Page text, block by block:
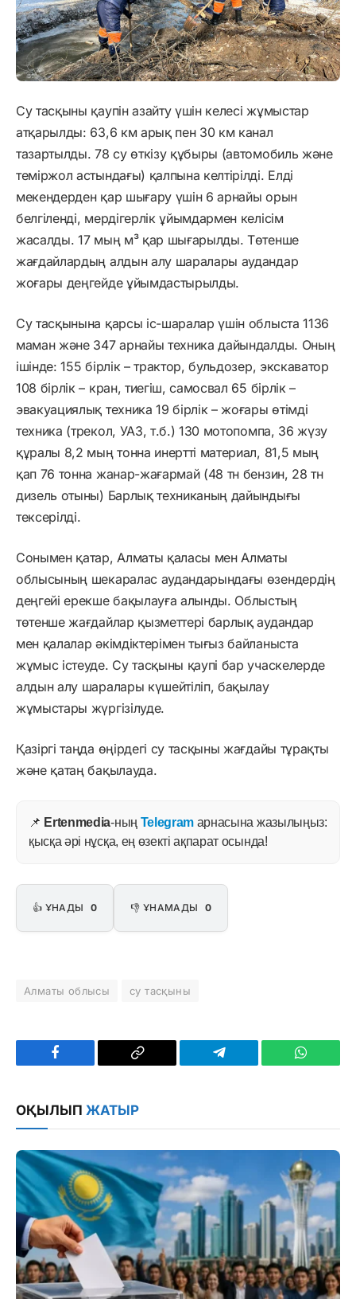
Су тасқыны қаупін азайту үшін келесі жұмыстар
атқарылды: 63,6 км арық пен 30 км канал
тазартылды. 78 су өткізу құбыры (автомобиль және
теміржол астындағы) қалпына келтірілді. Елді
мекендерден қар шығару үшін 6 арнайы орын
белгіленді, мердігерлік ұйымдармен келісім
жасалды. 17 мың м³ қар шығарылды. Төтенше
жағдайлардың алдын алу шаралары аудандар
жоғары деңгейде ұйымдастырылды.
Су тасқынына қарсы іс-шаралар үшін облыста 1136
маман және 347 арнайы техника дайындалды. Оның
ішінде: 155 бірлік – трактор, бульдозер, экскаватор
108 бірлік – кран, тиегіш, самосвал 65 бірлік –
эвакуациялық техника 19 бірлік – жоғары өтімді
техника (трекол, УАЗ, т.б.) 130 мотопомпа, 36 жүзу
құралы 8,2 мың тонна инертті материал, 81,5 мың
қап 76 тонна жанар-жағармай (48 тн бензин, 28 тн
дизель отыны) Барлық техниканың дайындығы
тексерілді.
Сонымен қатар, Алматы қаласы мен Алматы
облысының шекаралас аудандарындағы өзендердің
деңгейі ерекше бақылауға алынды. Облыстың
төтенше жағдайлар қызметтері барлық аудандар
мен қалалар әкімдіктерімен тығыз байланыста
жұмыс істеуде. Су тасқыны қаупі бар учаскелерде
алдын алу шаралары күшейтіліп, бақылау
жұмыстары жүргізілуде.
Қазіргі таңда өңірдегі су тасқыны жағдайы тұрақты
және қатаң бақылауда.
📌 Ertenmedia-ның Telegram арнасына жазылыңыз:
қысқа әрі нұсқа, ең өзекті ақпарат осында!
👍 ҰНАДЫ 0 👎 ҰНАМАДЫ 0
Алматы облысы су тасқыны
Facebook
Copy
Telegram
ОҚЫЛЫП ЖАТЫР